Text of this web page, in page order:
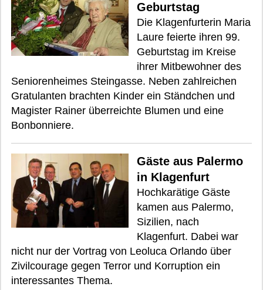
Geburtstag
Die Klagenfurterin Maria
Laure feierte ihren 99.
Geburtstag im Kreise
ihrer Mitbewohner des
Seniorenheimes Steingasse. Neben zahlreichen
Gratulanten brachten Kinder ein Ständchen und
Magister Rainer überreichte Blumen und eine
Bonbonniere.
Gäste aus Palermo
in Klagenfurt
Hochkarätige Gäste
kamen aus Palermo,
Sizilien, nach
Klagenfurt. Dabei war
nicht nur der Vortrag von Leoluca Orlando über
Zivilcourage gegen Terror und Korruption ein
interessantes Thema.